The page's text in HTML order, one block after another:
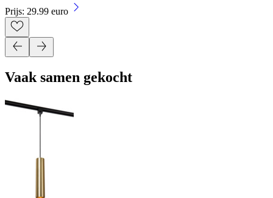
Prijs: 29.99 euro
Vaak samen gekocht